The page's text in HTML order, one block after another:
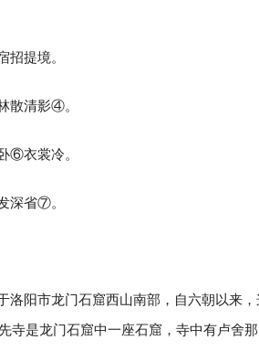
提境。
散清影④。
⑥衣裳冷。
深省⑦。
洛阳市龙门石窟西山南部，自六朝以来
寺是龙门石窟中一座石窟，寺中有卢舍